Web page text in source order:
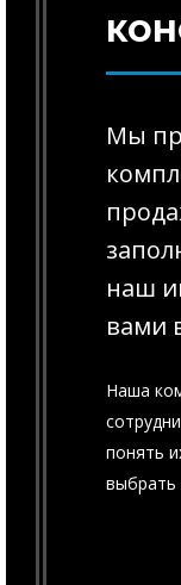
Мы
наш
вами
Наша
понять